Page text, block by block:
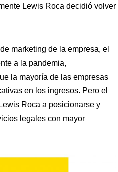
Lewis Roca decidió volver
marketing de la empresa, el
a la pandemia,
la mayoría de las empresas
en los ingresos. Pero el
Roca a posicionarse y
legales con mayor